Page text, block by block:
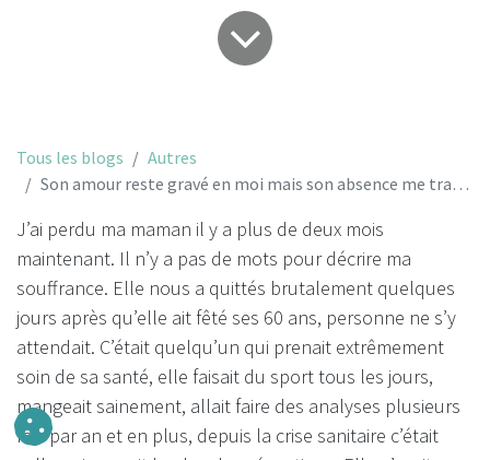
Tous les blogs
Autres
Son amour reste gravé en moi mais son absence me transperce chaque jour.
J’ai perdu ma maman il y a plus de deux mois
maintenant. Il n’y a pas de mots pour décrire ma
souffrance. Elle nous a quittés brutalement quelques
jours après qu’elle ait fêté ses 60 ans, personne ne s’y
attendait. C’était quelqu’un qui prenait extrêmement
soin de sa santé, elle faisait du sport tous les jours,
mangeait sainement, allait faire des analyses plusieurs
fois par an et en plus, depuis la crise sanitaire c’était